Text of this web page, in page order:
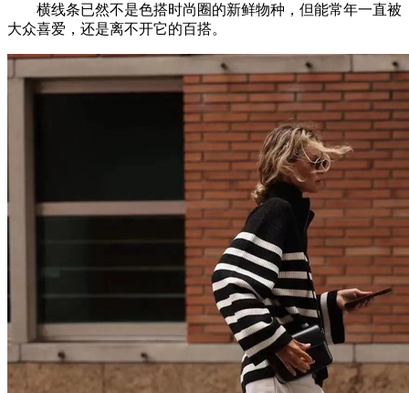
横线条已然不是色搭时尚圈的新鲜物种，但能常年一直被
大众喜爱，还是离不开它的百搭。